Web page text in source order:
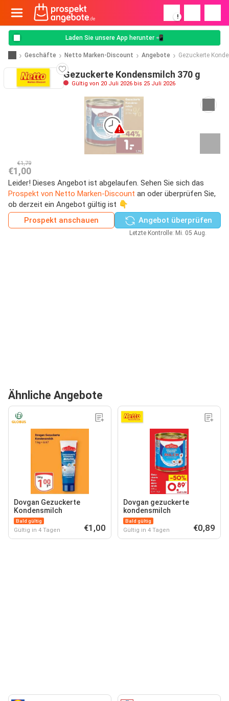
!
Laden Sie unsere App herunter 📲
Geschäfte Netto Marken-Discount Angebote Gezuckerte
Gezuckerte Kondensmilch 370 g
Gültig von 20 Juli 2026 bis 25 Juli 2026
€1,79
€1,00
Leider! Dieses Angebot ist abgelaufen. Sehen Sie sich das
Prospekt von Netto Marken-Discount an oder überprüfen Sie,
ob derzeit ein Angebot gültig ist 👇
Prospekt anschauen
Angebot überprüfen
Letzte Kontrolle: Mi. 05 Aug.
Ähnliche Angebote
Dovgan Gezuckerte
Kondensmilch
Bald gültig
Gültig in 4 Tagen €1,00
Dovgan gezuckerte
kondensmilch
Bald gültig
Gültig in 4 Tagen €0,89